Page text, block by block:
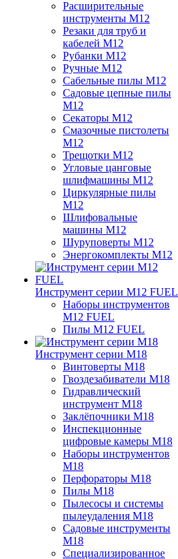
Расширительные
инструменты M12
Резаки для труб и
кабелей M12
Рубанки M12
Ручные M12
Сабельные пилы M12
Садовые цепные пилы
M12
Секаторы M12
Смазочные пистолеты
M12
Трещотки M12
Угловые цанговые
шлифмашины M12
Циркулярные пилы
M12
Шлифовальные
машины M12
Шуруповерты M12
Энергокомплекты M12
Инструмент серии M12 FUEL
Наборы инструментов
M12 FUEL
Пилы M12 FUEL
Инструмент серии M18
Винтоверты M18
Гвоздезабиватели M18
Гидравлический
инструмент M18
Заклёпочники M18
Инспекционные
цифровые камеры M18
Наборы инструментов
M18
Перфораторы M18
Пилы M18
Пылесосы и системы
пылеудаления M18
Садовые инструменты
M18
Специализированное